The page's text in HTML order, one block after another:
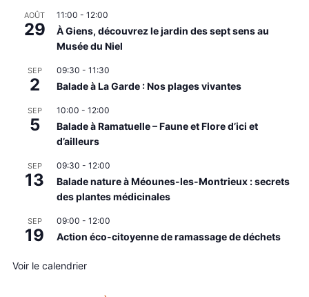
AOÛT
29
11:00 - 12:00
À Giens, découvrez le jardin des sept sens au
Musée du Niel
SEP
2
09:30 - 11:30
Balade à La Garde : Nos plages vivantes
SEP
5
10:00 - 12:00
Balade à Ramatuelle – Faune et Flore d’ici et
d’ailleurs
SEP
13
09:30 - 12:00
Balade nature à Méounes-les-Montrieux : secrets
des plantes médicinales
SEP
19
09:00 - 12:00
Action éco-citoyenne de ramassage de déchets
Voir le calendrier